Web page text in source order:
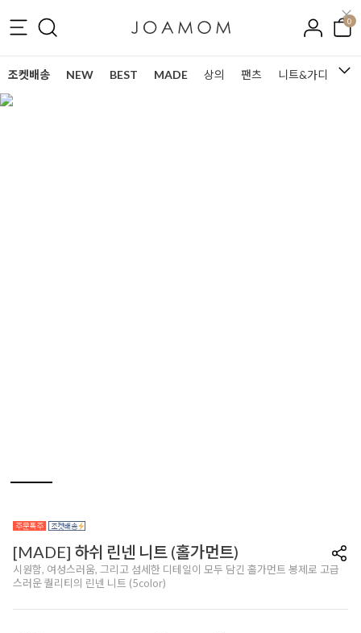
0
조켓배송 NEW BEST MADE 상의 팬츠 니트&가디건
[MADE] 하쉬 린넨 니트 (홀가먼트)
시원함, 여성스러움, 그리고 섬세한 디테일이 모두 담긴 홀가먼트 봉제로 고급
스러운 퀄리티의 린넨 니트 (5color)